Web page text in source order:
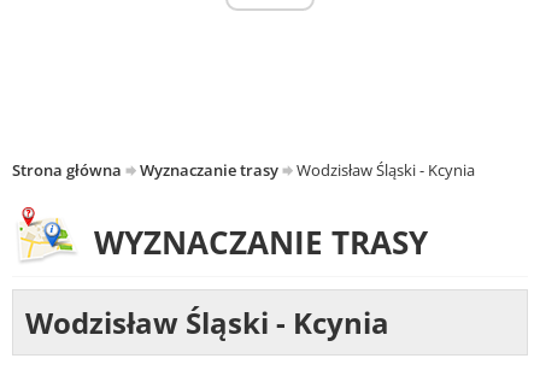
Strona główna Wyznaczanie trasy Wodzisław Śląski - Kcynia
WYZNACZANIE TRASY
Wodzisław Śląski - Kcynia